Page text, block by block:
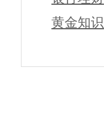
黄金知识